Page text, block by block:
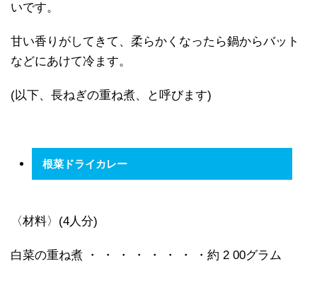
いです。
甘い香りがしてきて、柔らかくなったら鍋からバット
などにあけて冷ます。
(以下、長ねぎの重ね煮、と呼びます)
根菜ドライカレー
〈材料〉(4人分)
白菜の重ね煮 ・ ・ ・ ・ ・ ・ ・ ・約 2 00グラム